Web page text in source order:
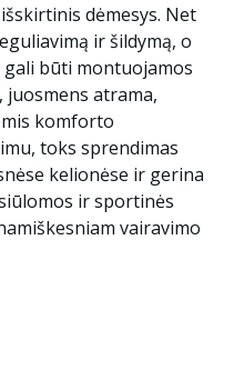
dėmesys. Net
ir šildymą, o
būti montuojamos
juosmens atrama,
komforto
toks sprendimas
kelionėse ir gerina
ir sportinės
vairavimo